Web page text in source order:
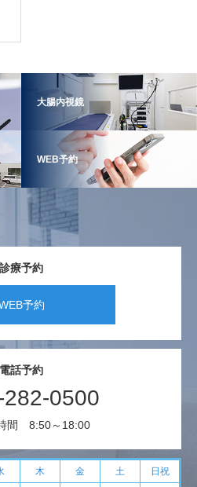
大腸内視鏡
WEB予約
診療予約
予約
電話予約
0500
間 8:50～18:00
木 金 土 日祝